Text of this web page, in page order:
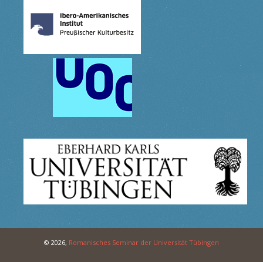
© 2026, Romanisches Seminar der Universität Tübingen